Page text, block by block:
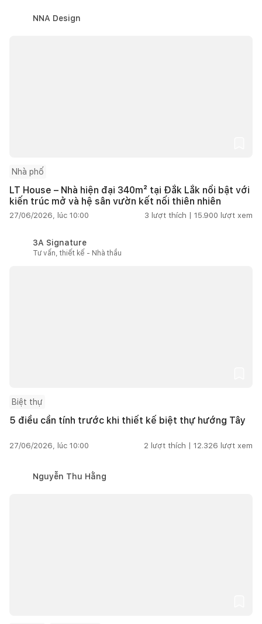
NNA Design
Nhà phố
LT House – Nhà hiện đại 340m² tại Đắk Lắk nổi bật với
kiến trúc mở và hệ sân vườn kết nối thiên nhiên
27/06/2026, lúc 10:00 3 lượt thích | 15.900 lượt xem
3A Signature
Tư vấn, thiết kế - Nhà thầu
Biệt thự
5 điều cần tính trước khi thiết kế biệt thự hướng Tây
27/06/2026, lúc 10:00 2 lượt thích | 12.326 lượt xem
Nguyễn Thu Hằng